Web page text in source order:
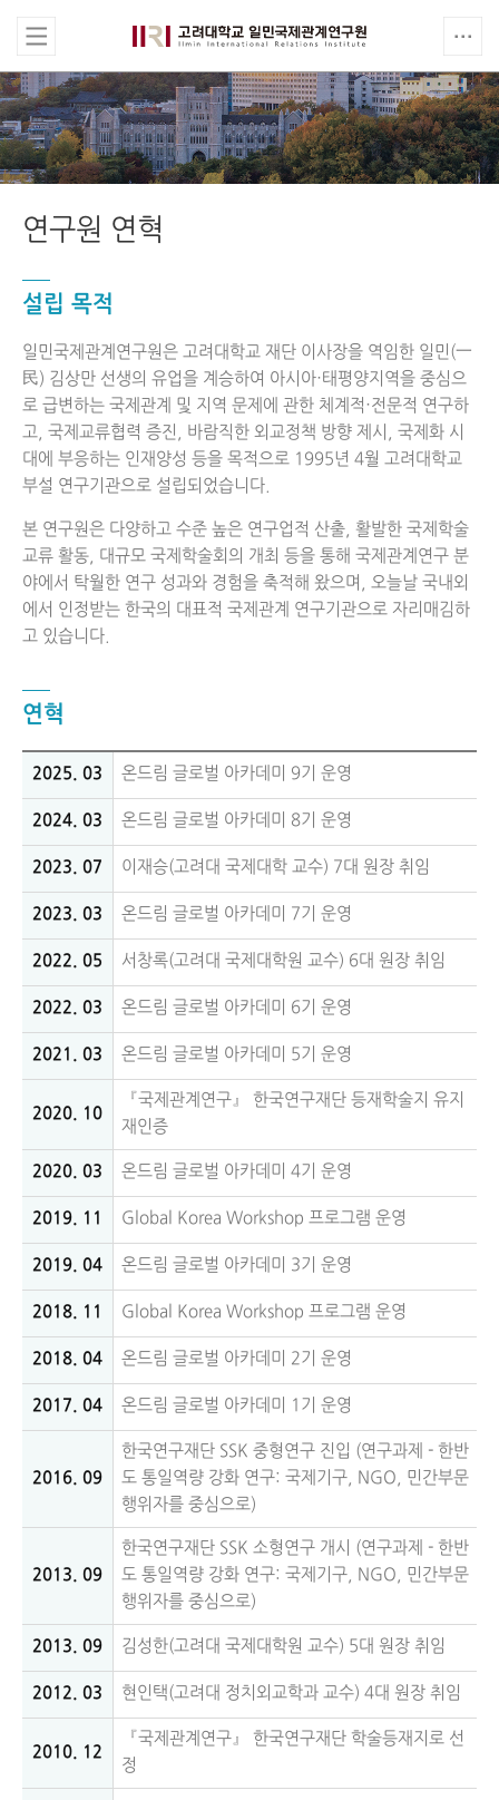
연구원 연혁
설립 목적
일민국제관계연구원은 고려대학교 재단 이사장을 역임한 일민(一
民) 김상만 선생의 유업을 계승하여 아시아·태평양지역을 중심으
로 급변하는 국제관계 및 지역 문제에 관한 체계적·전문적 연구하
고, 국제교류협력 증진, 바람직한 외교정책 방향 제시, 국제화 시
대에 부응하는 인재양성 등을 목적으로 1995년 4월 고려대학교
부설 연구기관으로 설립되었습니다.
본 연구원은 다양하고 수준 높은 연구업적 산출, 활발한 국제학술
교류 활동, 대규모 국제학술회의 개최 등을 통해 국제관계연구 분
야에서 탁월한 연구 성과와 경험을 축적해 왔으며, 오늘날 국내외
에서 인정받는 한국의 대표적 국제관계 연구기관으로 자리매김하
고 있습니다.
연혁
2025. 03 온드림 글로벌 아카데미 9기 운영
2024. 03 온드림 글로벌 아카데미 8기 운영
2023. 07 이재승(고려대 국제대학 교수) 7대 원장 취임
2023. 03 온드림 글로벌 아카데미 7기 운영
2022. 05 서창록(고려대 국제대학원 교수) 6대 원장 취임
2022. 03 온드림 글로벌 아카데미 6기 운영
2021. 03 온드림 글로벌 아카데미 5기 운영
2020. 10
『국제관계연구』 한국연구재단 등재학술지 유지
재인증
2020. 03 온드림 글로벌 아카데미 4기 운영
2019. 11 Global Korea Workshop 프로그램 운영
2019. 04 온드림 글로벌 아카데미 3기 운영
2018. 11 Global Korea Workshop 프로그램 운영
2018. 04 온드림 글로벌 아카데미 2기 운영
2017. 04 온드림 글로벌 아카데미 1기 운영
2016. 09
한국연구재단 SSK 중형연구 진입 (연구과제 - 한반
도 통일역량 강화 연구: 국제기구, NGO, 민간부문
행위자를 중심으로)
2013. 09
한국연구재단 SSK 소형연구 개시 (연구과제 - 한반
도 통일역량 강화 연구: 국제기구, NGO, 민간부문
행위자를 중심으로)
2013. 09 김성한(고려대 국제대학원 교수) 5대 원장 취임
2012. 03 현인택(고려대 정치외교학과 교수) 4대 원장 취임
2010. 12
『국제관계연구』 한국연구재단 학술등재지로 선
정